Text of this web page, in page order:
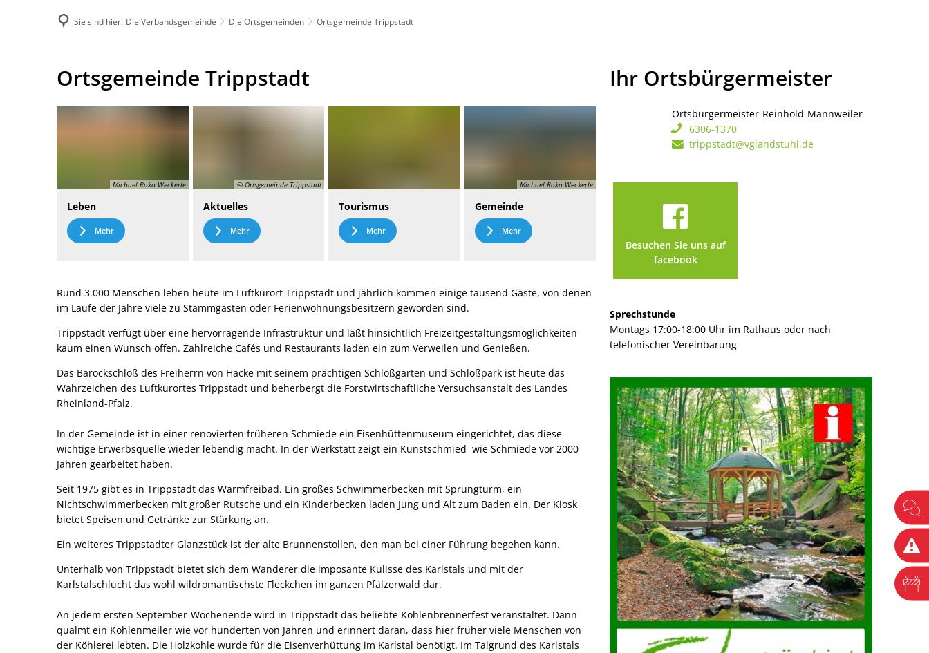
Sie sind hier: Die Verbandsgemeinde Die Ortsgemeinden Ortsgemeinde Trippstadt
Ortsgemeinde
Trippstadt
Ortsgemeinde Trippstadt
Michael Raka Weckerle
Leben
Mehr
© Ortsgemeinde Trippstadt
Aktuelles
Mehr
Tourismus
Mehr
Michael Raka Weckerle
Gemeinde
Mehr
Rund 3.000 Menschen leben heute im Luftkurort Trippstadt und jährlich kommen einige tausend Gäste, von denen
im Laufe der Jahre viele zu Stammgästen oder Ferienwohnungsbesitzern geworden sind.
Trippstadt verfügt über eine hervorragende Infrastruktur und läßt hinsichtlich Freizeitgestaltungsmöglichkeiten
kaum einen Wunsch offen. Zahlreiche Cafés und Restaurants laden ein zum Verweilen und Genießen.
Das Barockschloß des Freiherrn von Hacke mit seinem prächtigen Schloßgarten und Schloßpark ist heute das
Wahrzeichen des Luftkurortes Trippstadt und beherbergt die Forstwirtschaftliche Versuchsanstalt des Landes
Rheinland-Pfalz.
In der Gemeinde ist in einer renovierten früheren Schmiede ein Eisenhüttenmuseum eingerichtet, das diese
wichtige Erwerbsquelle wieder lebendig macht. In der Werkstatt zeigt ein Kunstschmied wie Schmiede vor 2000
Jahren gearbeitet haben.
Seit 1975 gibt es in Trippstadt das Warmfreibad. Ein großes Schwimmerbecken mit Sprungturm, ein
Nichtschwimmerbecken mit großer Rutsche und ein Kinderbecken laden Jung und Alt zum Baden ein. Der Kiosk
bietet Speisen und Getränke zur Stärkung an.
Ein weiteres Trippstadter Glanzstück ist der alte Brunnenstollen, den man bei einer Führung begehen kann.
Unterhalb von Trippstadt bietet sich dem Wanderer die imposante Kulisse des Karlstals und mit der
Karlstalschlucht das wohl wildromantischste Fleckchen im ganzen Pfälzerwald dar.
An jedem ersten September-Wochenende wird in Trippstadt das beliebte Kohlenbrennerfest veranstaltet. Dann
qualmt ein Kohlenmeiler wie vor hunderten von Jahren und erinnert daran, dass hier früher viele Menschen von
der Köhlerei lebten. Die Holzkohle wurde für die Eisenverhüttung im Karlstal benötigt. Im Talgrund des Karlstals
Ihr Ortsbürgermeister
Ortsbürgermeister Reinhold Mannweiler
6306-1370
trippstadt@vglandstuhl.de
Besuchen Sie uns auf
facebook
Sprechstunde
Montags 17:00-18:00 Uhr im Rathaus oder nach
telefonischer Vereinbarung